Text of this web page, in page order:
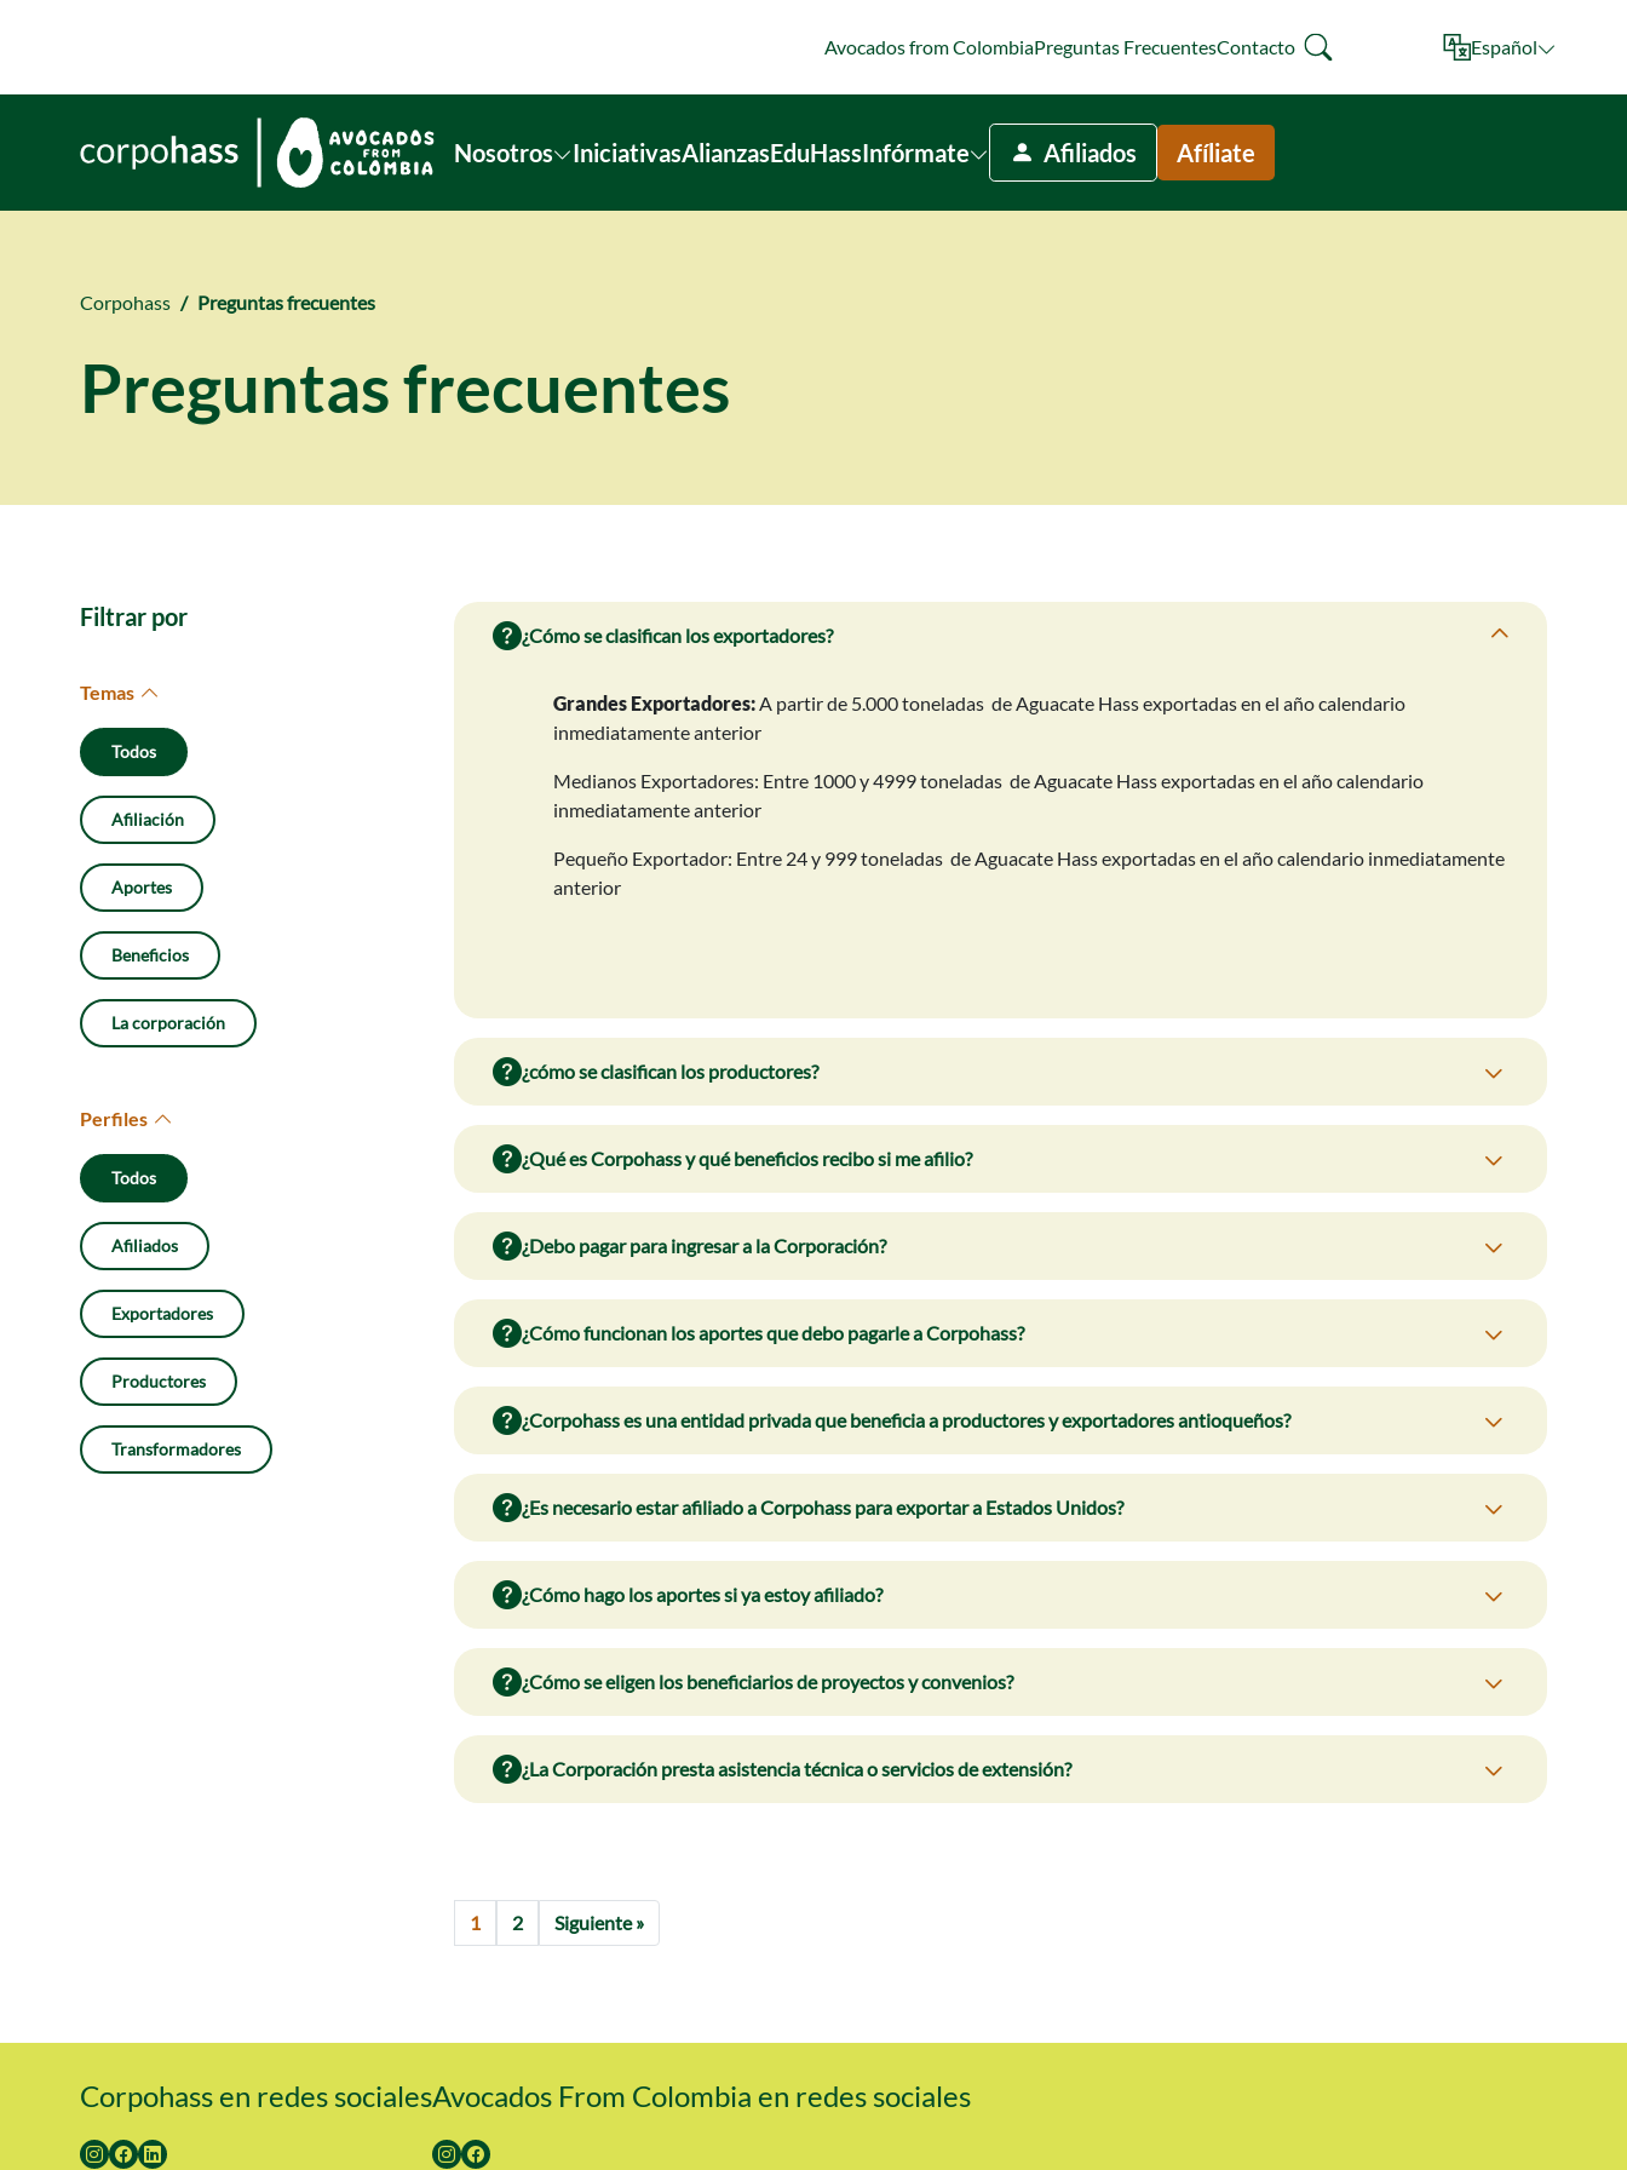
Avocados from ColombiaPreguntas FrecuentesContacto Español
Nosotros IniciativasAlianzasEduHassInfórmate Afiliados Afíliate
Corpohass Preguntas frecuentes
Preguntas frecuentes
Filtrar por
Temas
Todos
Afiliación
Aportes
Beneficios
La corporación
Perfiles
Todos
Afiliados
Exportadores
Productores
Transformadores
¿Cómo se clasifican los exportadores?
Grandes Exportadores:A partir de 5.000 toneladas de Aguacate Hass exportadas en el año calendario
inmediatamente anterior
Medianos Exportadores: Entre 1000 y 4999 toneladas de Aguacate Hass exportadas en el año calendario
inmediatamente anterior
Pequeño Exportador: Entre 24 y 999 toneladas de Aguacate Hass exportadas en el año calendario inmediatamente
anterior
¿cómo se clasifican los productores?
¿Qué es Corpohass y qué beneficios recibo si me afilio?
¿Debo pagar para ingresar a la Corporación?
¿Cómo funcionan los aportes que debo pagarle a Corpohass?
¿Corpohass es una entidad privada que beneficia a productores y exportadores antioqueños?
¿Es necesario estar afiliado a Corpohass para exportar a Estados Unidos?
¿Cómo hago los aportes si ya estoy afiliado?
¿Cómo se eligen los beneficiarios de proyectos y convenios?
¿La Corporación presta asistencia técnica o servicios de extensión?
1 2 Siguiente »
Corpohass en redes socialesAvocados From Colombia en redes sociales